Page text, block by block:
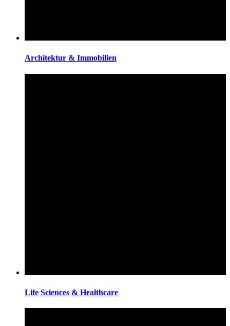
Architektur & Immobilien
Life Sciences & Healthcare